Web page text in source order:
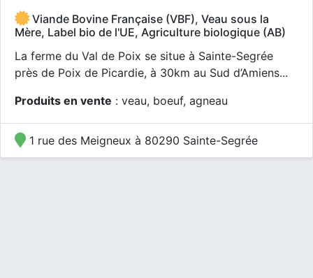
Viande Bovine Française (VBF), Veau sous la
Mère, Label bio de l'UE, Agriculture biologique (AB)
La ferme du Val de Poix se situe à Sainte-Segrée
près de Poix de Picardie, à 30km au Sud d’Amiens...
Produits en vente : veau, boeuf, agneau
1 rue des Meigneux à 80290 Sainte-Segrée